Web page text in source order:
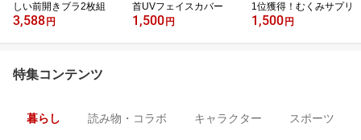
しい前開きブラ2枚組
3,588 円
首UVフェイスカバー
1,500 円
1位獲得！むくみサプリ
1,500 円
特集コンテンツ
暮らし 読み物・コラボ キャラクター スポーツ